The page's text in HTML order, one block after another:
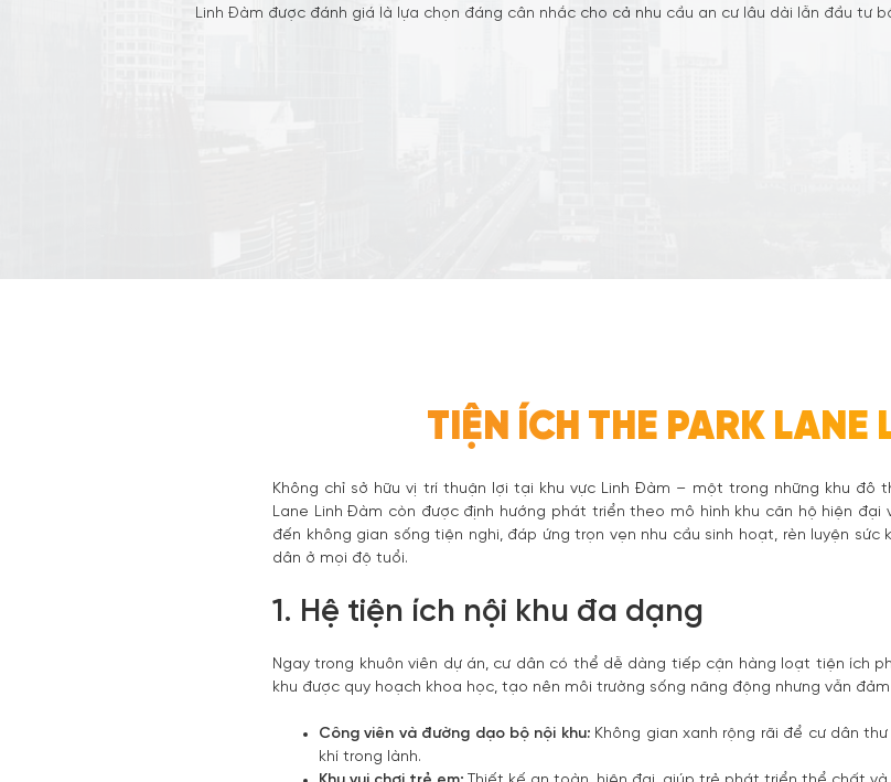
Linh Đàm được đánh giá là lựa chọn đáng cân nhắc cho cả nhu cầu an cư lâu dài lẫn đầu tư
TIỆN ÍCH THE PARK LANE
Không chỉ sở hữu vị trí thuận lợi tại khu vực Linh Đàm – một trong những khu đô
Lane Linh Đàm còn được định hướng phát triển theo mô hình khu căn hộ hiện
đến không gian sống tiện nghi, đáp ứng trọn vẹn nhu cầu sinh hoạt, rèn luyện
dân ở mọi độ tuổi.
1. Hệ tiện ích nội khu đa dạng
Ngay trong khuôn viên dự án, cư dân có thể dễ dàng tiếp cận hàng loạt tiện ích
khu được quy hoạch khoa học, tạo nên môi trường sống năng động nhưng vẫn
Công viên và đường dạo bộ nội khu:Không gian xanh rộng rãi để cư dân
khí trong lành.